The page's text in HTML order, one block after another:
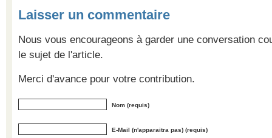
Laisser un commentaire
Nous vous encourageons à garder une conversation
le sujet de l'article.
Merci d'avance pour votre contribution.
Nom (requis)
E-Mail (n'apparaitra pas) (requis)